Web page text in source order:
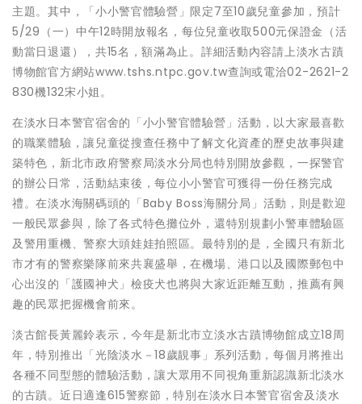
主題。其中，「小小警官體驗營」限定7至10歲兒童參加，預計
5/29（一）中午12時開放報名，每位兒童收取500元保證金（活
動當日退還），共15名，額滿為止。詳細活動內容請上淡水古蹟
博物館官方網站www.tshs.ntpc.gov.tw查詢或電洽02-2621-2
830機132宋小姐。
在淡水日本警官宿舍的「小小警官體驗營」活動，以大家最喜歡
的職業體驗，讓兒童從搜查任務中了解文化資產的歷史故事與建
築特色，新北市政府警察局淡水分局也特別開放參觀，一探警官
的辦公日常，活動結束後，每位小小警官可獲得一份任務完成
禮。在淡水海關碼頭的「Baby Boss海關分局」活動，則是歡迎
一般民眾參與，除了各式特色攤位外，還特別規劃小警車體驗區
及警用重機、警察大頭娃娃拍照區。最特別的是，全國只有新北
市才有的警察樂隊前來共襄盛舉，在機場、港口以及國際郵包中
心出沒的「護國神犬」檢疫犬也將與大家近距離互動，推薦有興
趣的民眾把握機會前來。
淡古館長黃麗鈴表示，今年是新北市立淡水古蹟博物館成立18周
年，特別推出「光陰淡水－18歲靚事」系列活動，每個月將推出
各種不同型態的體驗活動，讓大眾用不同視角重新認識新北淡水
的古蹟。近日適逢615警察節，特別在淡水日本警官宿舍及淡水